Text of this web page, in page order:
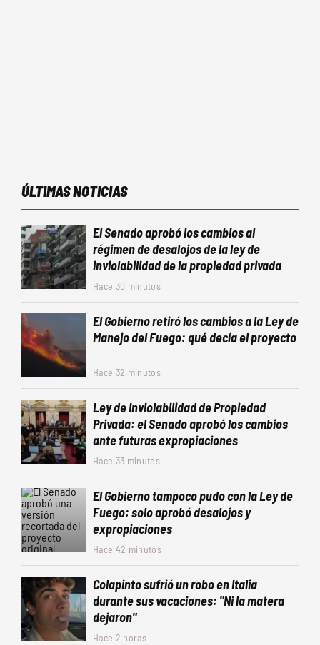
ÚLTIMAS NOTICIAS
El Senado aprobó los cambios al
régimen de desalojos de la ley de
inviolabilidad de la propiedad privada
Hace 30 minutos
El Gobierno retiró los cambios a la Ley de
Manejo del Fuego: qué decía el proyecto
Hace 32 minutos
Ley de Inviolabilidad de Propiedad
Privada: el Senado aprobó los cambios
ante futuras expropiaciones
Hace 33 minutos
El Gobierno tampoco pudo con la Ley de
Fuego: solo aprobó desalojos y
expropiaciones
Hace 42 minutos
Colapinto sufrió un robo en Italia
durante sus vacaciones: "Ni la matera
dejaron"
Hace 2 horas